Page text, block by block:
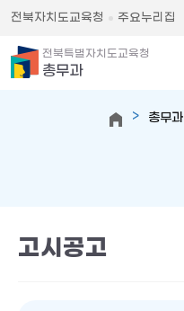
전북자치도교육청 주요누리집
전북특별자치도교육청
총무과
총무과
고시공고